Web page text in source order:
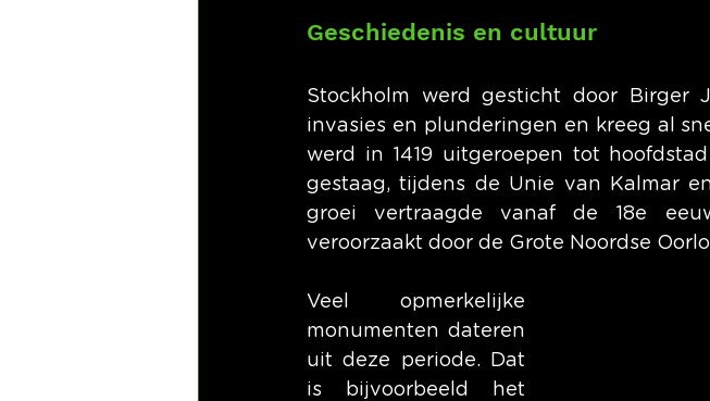
Geschiedenis en cultuur
Stockholm werd gesticht door Birger
invasies en plunderingen en kreeg al
werd in 1419 uitgeroepen tot
gestaag, tijdens de Unie van Kalmar
groei vertraagde vanaf de 18e
veroorzaakt door de Grote Noordse
Veel opmerkelijke
monumenten dateren
uit deze periode. Dat
is bijvoorbeeld het